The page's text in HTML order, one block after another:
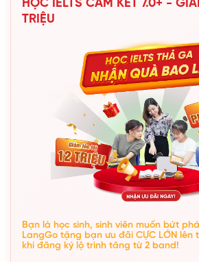
HỌC IELTS CAM KẾT 7.0+ -
TRIỆU
Bạn là học sinh, sinh viên muốn bứt
LangGo tặng bạn ưu đãi CỰC LỚN lên
khi đăng ký lộ trình tăng từ 2 band!